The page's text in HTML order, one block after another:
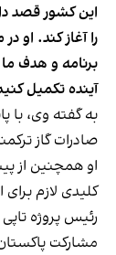
را آغاز کند. او
برنامه و هدف
آینده تکمیل
به گفته وی، با
صادرات گاز
او همچنین از
کلیدی لازم برای
رئیس پروژه
مشارکت پاکستان